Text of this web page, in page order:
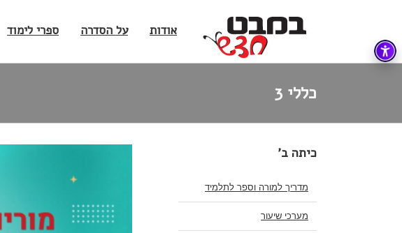
אודות על הסדרה ספרי לימוד
כללי 3
כיתה ב'
מדריך למורה וספר לתלמיד
מערכי שיעור